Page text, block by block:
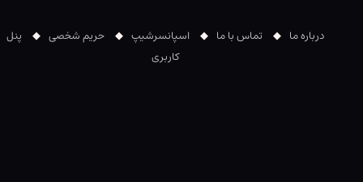
درباره ما تماس با ما اسپانسرشیپ حریم شخصی
پنل
کاربری